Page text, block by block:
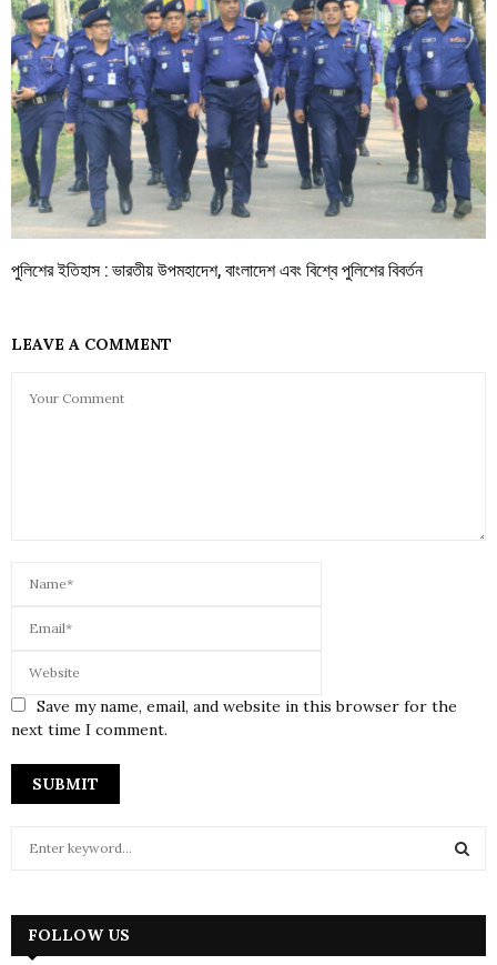
পুলিশের ইতিহাস : ভারতীয় উপমহাদেশ, বাংলাদেশ এবং বিশ্বে পুলিশের বিবর্তন
LEAVE A COMMENT
Save my name, email, and website in this browser for the
next time I comment.
h
FOLLOW US